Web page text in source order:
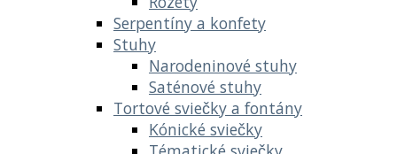
Serpentíny a konfety
Stuhy
Narodeninové stuhy
Saténové stuhy
Tortové sviečky a fontány
Kónické sviečky